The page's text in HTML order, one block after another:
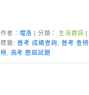
作者： 噹洛 | 分類： 生活資訊
標籤: 普考 成績查詢, 普考 查榜
榜, 高考 歷屆試題